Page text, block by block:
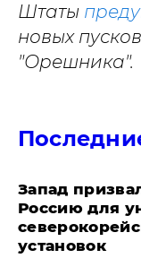
Штаты
новых
"Орешника".
Запад
Россию для
установок